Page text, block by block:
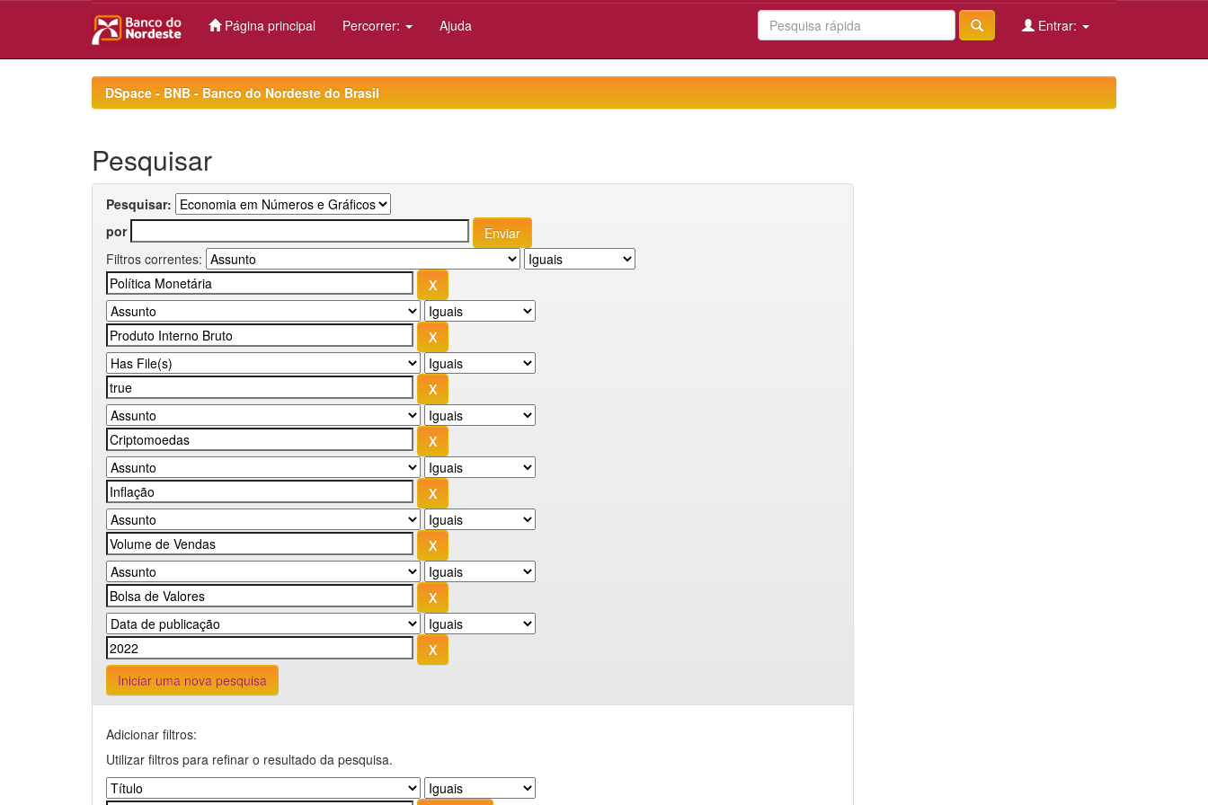
Página principal Percorrer: Ajuda Entrar:
DSpace - BNB - Banco do Nordeste do Brasil
Pesquisar
Pesquisar:
por
Filtros correntes:
Iniciar uma nova pesquisa
Adicionar filtros:
Utilizar filtros para refinar o resultado da pesquisa.